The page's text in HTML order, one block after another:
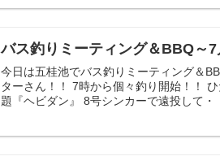
バス釣りミーティング＆BBQ～7
今日は五桂池でバス釣りミーティング＆
ターさん！！ 7時から個々釣り開始！！
題『ヘビダン』 8号シンカーで遠投して・